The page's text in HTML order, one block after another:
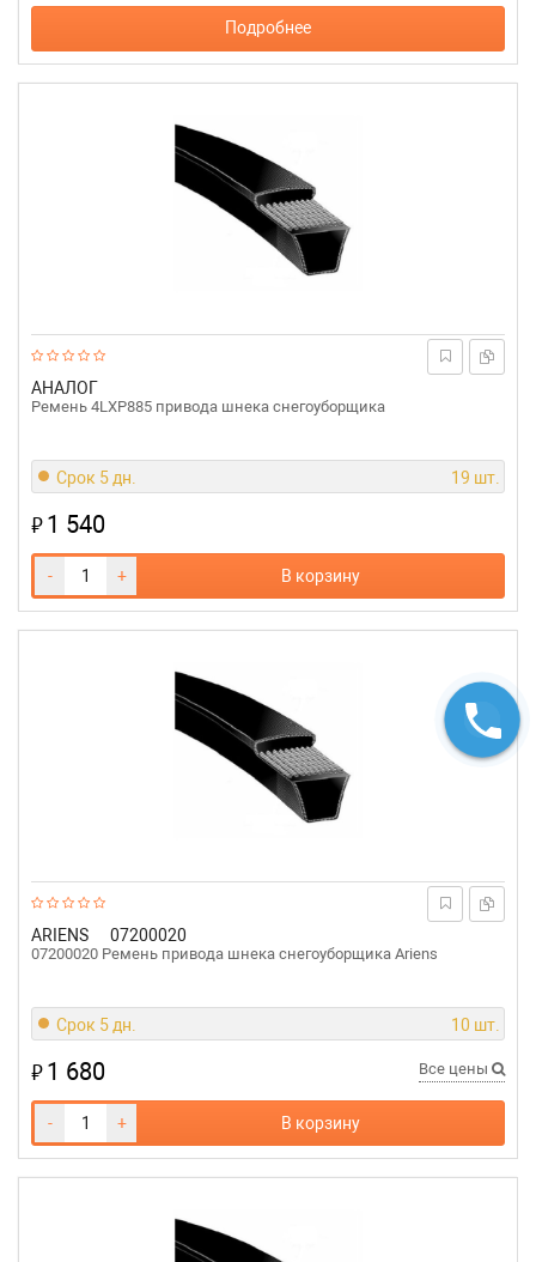
Подробнее
АНАЛОГ
Ремень 4LXP885 привода шнека снегоуборщика
Срок 5 дн. 19 шт.
₽1 540
- + В корзину
ARIENS 07200020
07200020 Ремень привoда шнека снегоуборщика Ariens
Срок 5 дн. 10 шт.
₽1 680 Все цены
- + В корзину